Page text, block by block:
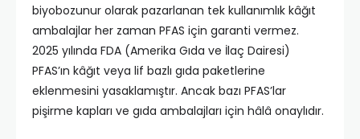
biyobozunur olarak pazarlanan tek kullanımlık kâğıt
ambalajlar her zaman PFAS için garanti vermez.
2025 yılında FDA (Amerika Gıda ve İlaç Dairesi)
PFAS’ın kâğıt veya lif bazlı gıda paketlerine
eklenmesini yasaklamıştır. Ancak bazı PFAS’lar
pişirme kapları ve gıda ambalajları için hâlâ onaylıdır.